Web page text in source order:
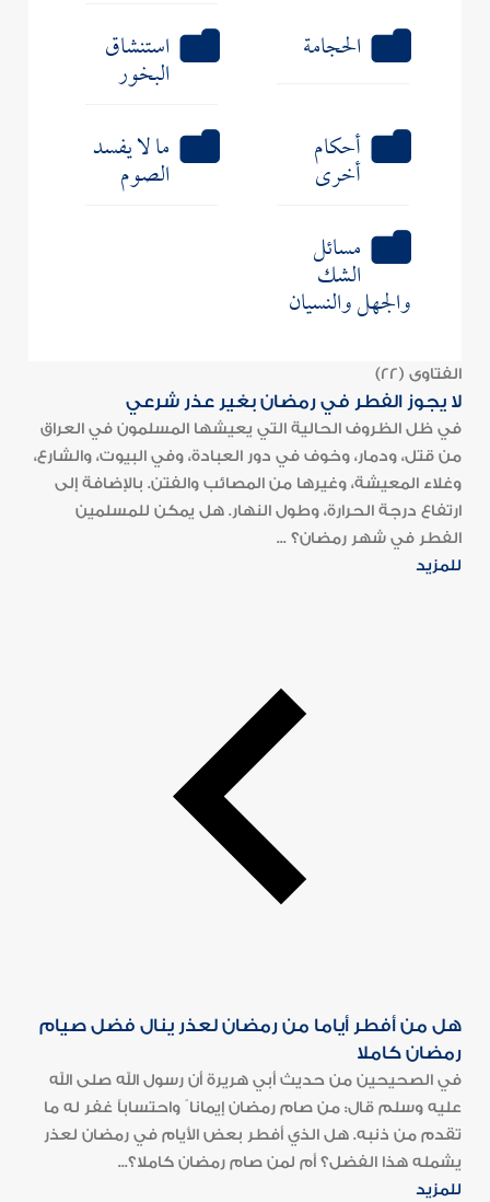
الحجامة
استنشاق
البخور
أحكام
أخرى
ما لا يفسد
الصوم
مسائل
الشك
والجهل والنسيان
الفتاوى (22)
لا يجوز الفطر في رمضان بغير عذر شرعي
في ظل الظروف الحالية التي يعيشها المسلمون في العراق
من قتل، ودمار، وخوف في دور العبادة، وفي البيوت، والشارع،
وغلاء المعيشة، وغيرها من المصائب والفتن. بالإضافة إلى
ارتفاع درجة الحرارة، وطول النهار. هل يمكن للمسلمين
الفطر في شهر رمضان؟ ...
للمزيد
هل من أفطر أياما من رمضان لعذر ينال فضل صيام
رمضان كاملا
في الصحيحين من حديث أبي هريرة أن رسول الله صلى الله
عليه وسلم قال: من صام رمضان إيمانا ً واحتساباً غفر له ما
تقدم من ذنبه. هل الذي أفطر بعض الأيام في رمضان لعذر
يشمله هذا الفضل؟ أم لمن صام رمضان كاملا؟...
للمزيد